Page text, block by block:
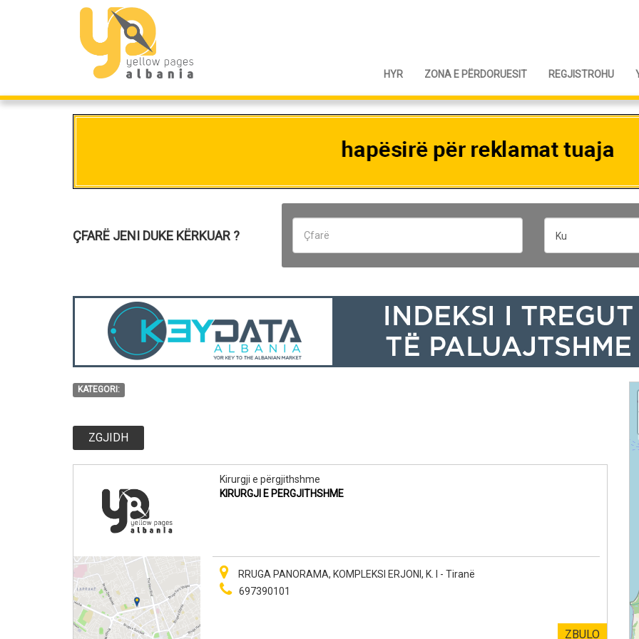
HYR ZONA E PËRDORUESIT REGJISTROHU
ÇFARË JENI DUKE KËRKUAR ? Ku
KATEGORI:
ZGJIDH
Kirurgji e përgjithshme
KIRURGJI E PERGJITHSHME
RRUGA PANORAMA, KOMPLEKSI ERJONI, K. I - Tiranë
697390101
ZBULO